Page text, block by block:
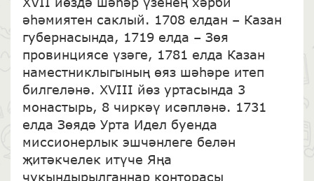
әһәмиятен саклый. 1708 елдан – Казан
губернасында, 1719 елда – Зөя
провинциясе үзәге, 1781 елда Казан
наместниклыгының өяз шәһәре итеп
билгеләнә. XVIII йөз уртасында 3
монастырь, 8 чиркәү исәпләнә. 1731
елда Зөядә Урта Идел буенда
миссионерлык эшчәнлеге белән
җитәкчелек итүче Яңа
чукындырылганнар конторасы